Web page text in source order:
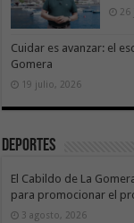
26
Cuidar es avanzar: el
Gomera
19 julio, 2026
Deportes
El Cabildo de La
para promocionar el
3 agosto, 2026